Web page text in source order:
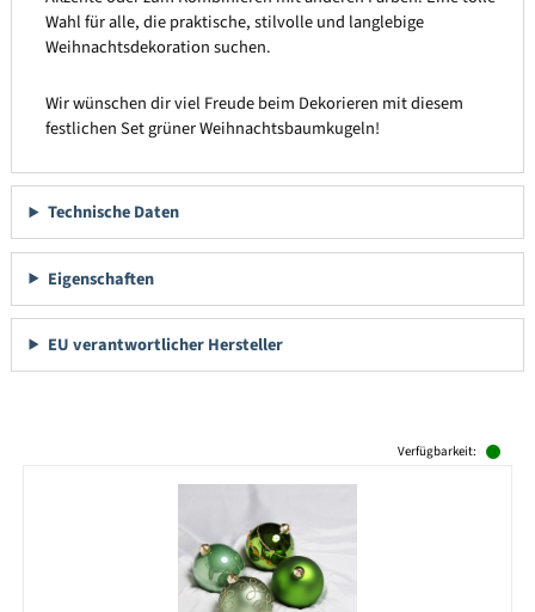
Wahl für alle, die praktische, stilvolle und langlebige
Weihnachtsdekoration suchen.
Wir wünschen dir viel Freude beim Dekorieren mit diesem
festlichen Set grüner Weihnachtsbaumkugeln!
Technische Daten
Eigenschaften
EU verantwortlicher Hersteller
Verfügbarkeit: